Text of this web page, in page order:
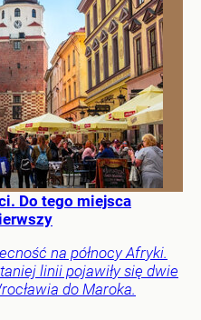
Do tego miejsca
na północy Afryki.
linii pojawiły się dwie
do Maroka.